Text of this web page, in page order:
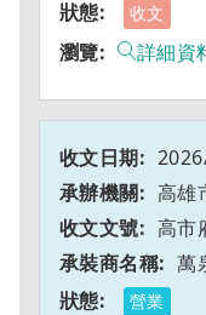
收文
詳細資
高雄
高市
萬
營業